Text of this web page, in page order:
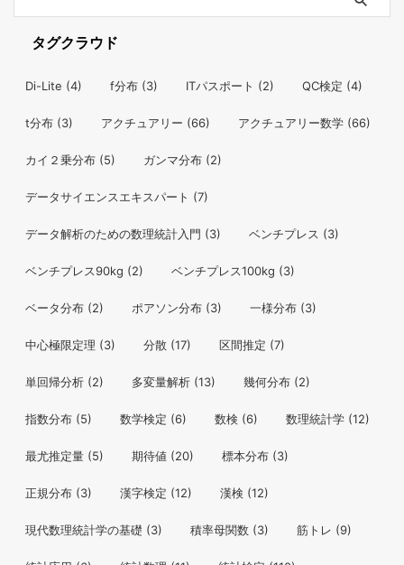
タグクラウド
Di-Lite (4) f分布 (3) ITパスポート (2) QC検定 (4)
t分布 (3) アクチュアリー (66) アクチュアリー数学 (66)
カイ２乗分布 (5) ガンマ分布 (2)
データサイエンスエキスパート (7)
データ解析のための数理統計入門 (3) ベンチプレス (3)
ベンチプレス90kg (2) ベンチプレス100kg (3)
ベータ分布 (2) ポアソン分布 (3) 一様分布 (3)
中心極限定理 (3) 分散 (17) 区間推定 (7)
単回帰分析 (2) 多変量解析 (13) 幾何分布 (2)
指数分布 (5) 数学検定 (6) 数検 (6) 数理統計学 (12)
最尤推定量 (5) 期待値 (20) 標本分布 (3)
正規分布 (3) 漢字検定 (12) 漢検 (12)
現代数理統計学の基礎 (3) 積率母関数 (3) 筋トレ (9)